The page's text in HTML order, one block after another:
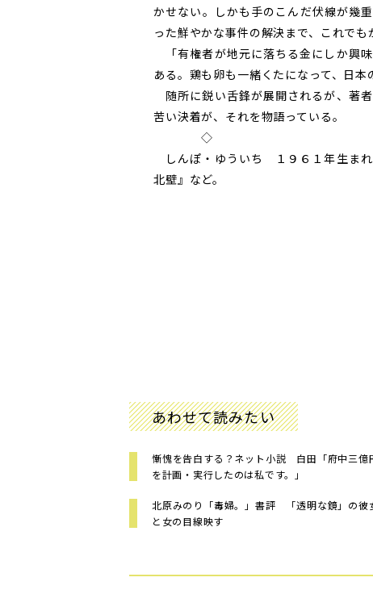
かせない。しかも手のこんだ伏線が幾
った鮮やかな事件の解決まで、これでも
「有権者が地元に落ちる金にしか興
ある。鶏も卵も一緒くたになって、日本
随所に鋭い舌鋒が展開されるが、著
苦い決着が、それを物語っている。
◇
しんぽ・ゆういち １９６１年生まれ
北壁』など。
あわせて読みたい
慚愧を告白する？ネット小説 白田「府中三億
を計画・実行したのは私です。」
北原みのり「毒婦。」書評 「透明な鏡」の彼
と女の目線映す